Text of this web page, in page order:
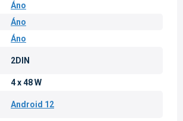
Áno
Áno
Áno
2DIN
4 x 48 W
Android 12